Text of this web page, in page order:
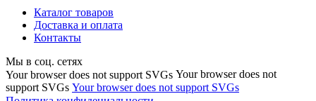
Каталог товаров
Доставка и оплата
Контакты
Мы в соц. сетях
Your browser does not support SVGs Your browser does not
support SVGs Your browser does not support SVGs